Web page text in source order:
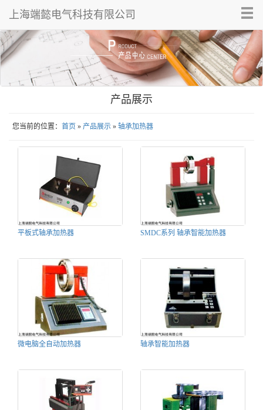
上海端懿电气科技有限公司
产品展示
您当前的位置： 首页 » 产品展示 » 轴承加热器
平板式轴承加热器 SMDC系列 轴承智能加热器
微电脑全自动加热器 轴承智能加热器